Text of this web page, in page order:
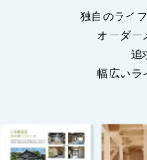
独自のライ
オーダー
追
幅広いラ